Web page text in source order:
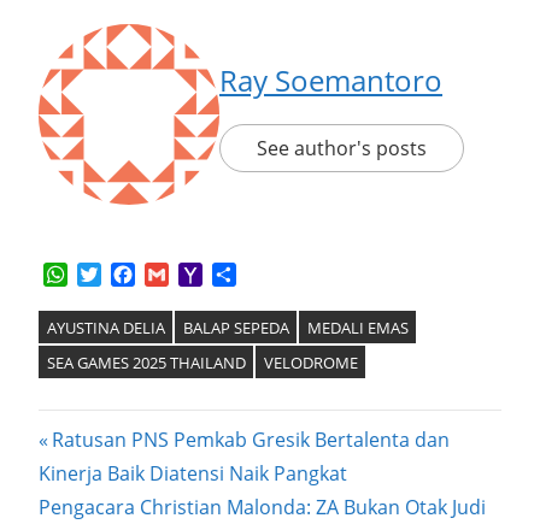
Ray Soemantoro
See author's posts
WhatsApp
TwitterFacebook
GmailYahoo
AYUSTINA DELIA BALAP SEPEDA
MEDALI EMAS
SEA GAMES 2025 THAILAND
VELODROME
Post
navigation
Previous
Post:
Ratusan PNS Pemkab Gresik Bertalenta dan
Kinerja Baik Diatensi Naik Pangkat
Next
Pengacara Christian Malonda: ZA Bukan Otak Judi